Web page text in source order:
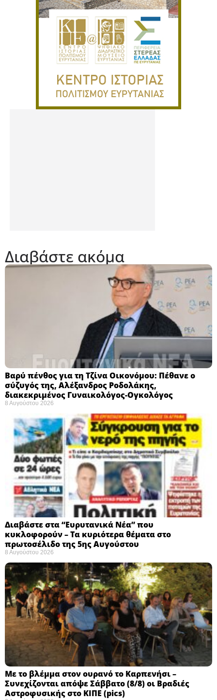
Διαβάστε ακόμα
Βαρύ πένθος για τη Τζίνα Οικονόμου: Πέθανε ο
σύζυγός της, Αλέξανδρος Ροδολάκης,
διακεκριμένος Γυναικολόγος-Ογκολόγος
8 Αυγούστου 2026
Διαβάστε στα “Ευρυτανικά Νέα” που
κυκλοφορούν – Τα κυριότερα θέματα στο
πρωτοσέλιδο της 5ης Αυγούστου
8 Αυγούστου 2026
Με το βλέμμα στον ουρανό το Καρπενήσι –
Συνεχίζονται απόψε Σάββατο (8/8) οι Βραδιές
Αστροφυσικής στο ΚΙΠΕ (pics)